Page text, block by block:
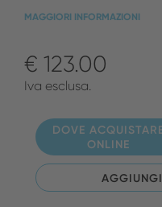
MAGGIORI INFORMAZIONI
€ 123.00
Iva esclusa.
DOVE
ONLINE